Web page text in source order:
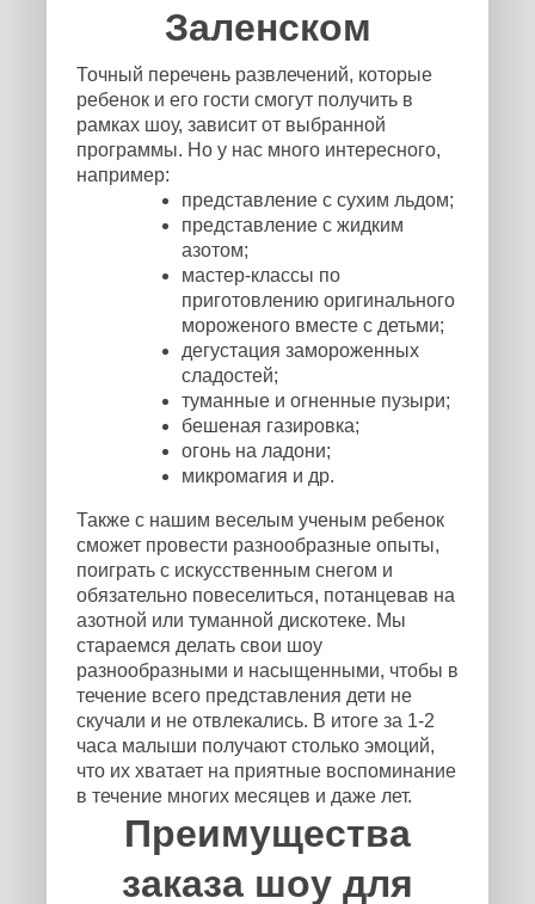
Заленском
Точный перечень развлечений, которые
ребенок и его гости смогут получить в
рамках шоу, зависит от выбранной
программы. Но у нас много интересного,
например:
представление с сухим льдом;
представление с жидким
азотом;
мастер-классы по
приготовлению оригинального
мороженого вместе с детьми;
дегустация замороженных
сладостей;
туманные и огненные пузыри;
бешеная газировка;
огонь на ладони;
микромагия и др.
Также с нашим веселым ученым ребенок
сможет провести разнообразные опыты,
поиграть с искусственным снегом и
обязательно повеселиться, потанцевав на
азотной или туманной дискотеке. Мы
стараемся делать свои шоу
разнообразными и насыщенными, чтобы в
течение всего представления дети не
скучали и не отвлекались. В итоге за 1-2
часа малыши получают столько эмоций,
что их хватает на приятные воспоминание
в течение многих месяцев и даже лет.
Преимущества
заказа шоу для